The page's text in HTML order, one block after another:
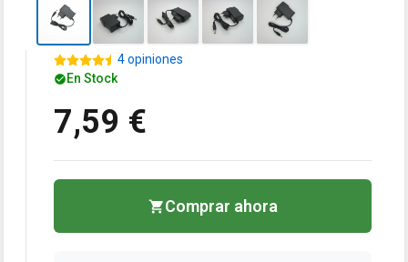
4 opiniones
En Stock
7,59 €
Comprar ahora